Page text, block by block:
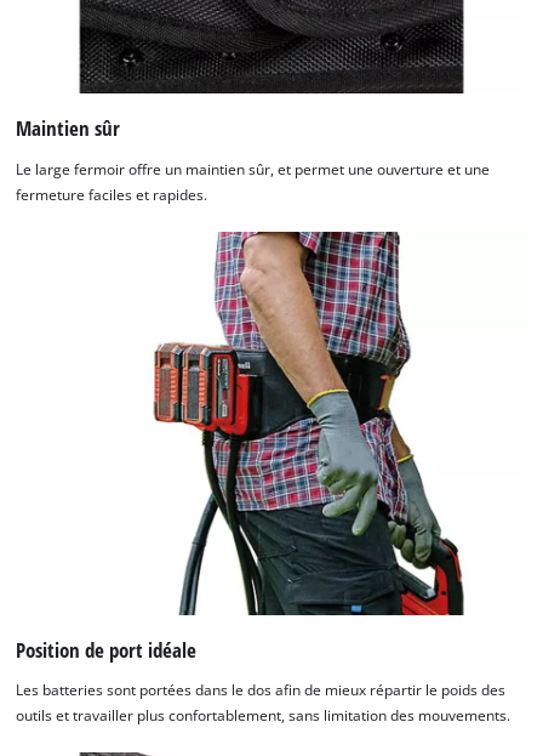
Maintien sûr
Le large fermoir offre un maintien sûr, et permet une ouverture et une
fermeture faciles et rapides.
Position de port idéale
Les batteries sont portées dans le dos afin de mieux répartir le poids des
outils et travailler plus confortablement, sans limitation des mouvements.